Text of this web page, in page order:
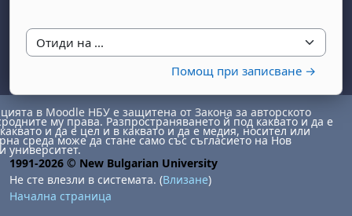
Отиди на ...
Помощ при записване →
в Moodle НБУ е защитена от Закона за авторското
му права. Разпространяването й под каквато и да е
и да е цел и в каквато и да е медия, носител или
среда може да стане само със съгласието на Нов
университет.
1991-2026 © New Bulgarian University
Не сте влезли в системата. (Влизане)
Начална страница